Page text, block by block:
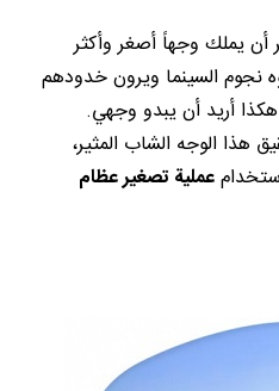
أن يملك وجهاً أصغر وأكثر
نجوم السينما ويرون خدودهم
أريد أن يبدو وجهي.
الوجه الشاب المثير،
عملية تصغير عظام